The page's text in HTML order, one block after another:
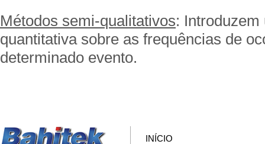
Métodos semi-qualitativos:
quantitativa sobre as frequências de
determinado evento.
INÍCIO